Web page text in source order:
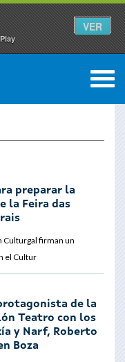
VER
0
preparar la
la Feira das
Culturgal firman un
el Cultur
de la
Teatro con los
y Narf, Roberto
Boza